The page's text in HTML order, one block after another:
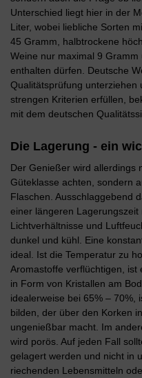
Unterschied liegt hier in der
Liter, wobei liebliche Sorten
45 Gramm, halbtrockene
Weine nur maximal 9
enthalten dürfen. Deutsche
Qualitätsprüfung unterziehen
strengen Kriterien erfüllen,
mit dem deutschen
Die Lagerung - ein
Der Genießer wird allerdings
Güteklasse achten, sondern
Flaschen. Ausschlaggebend
einer längeren Lagerungszeit
Lichtverhältnisse und
dunkel und kühl. Eine
ideal. Ist die Temperatur zu
Aromastoffe verflüchtigen, ist
in Form von Kristallen am
idealerweise bei 65% – 70%,
bilden, der über den Korken
ungenießbar macht. Im
wird porös. Auf jeden Fall
gelagert werden und nicht in
riechenden Lebensmitteln